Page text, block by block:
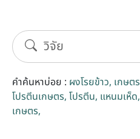
บุคลากรสถาบัน
ระบบสารสนเทศ (ใน)
คำค้นหาบ่อย : ผงโรยข้าว เกษตร
โปรตีนเกษตร โปรตีน แหนมเห็ด
เกษตร